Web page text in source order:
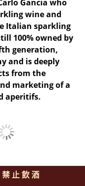
Gancia who
wine and
Italian sparkling
100% owned by
generation,
and is deeply
from the
marketing of a
aperitifs.
禁 止 飲 酒